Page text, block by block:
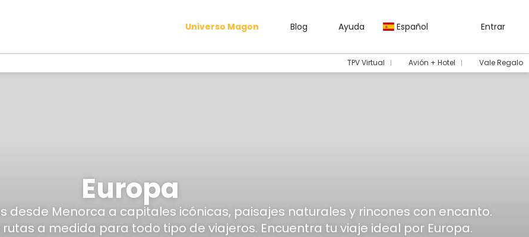
Universo Magon Blog Ayuda Español Entrar
TPV Virtual Avión + Hotel Vale Regalo
Europa
desde Menorca a capitales icónicas, paisajes naturales y rincones con encanto.
a medida para todo tipo de viajeros. Encuentra tu viaje ideal por Europa.